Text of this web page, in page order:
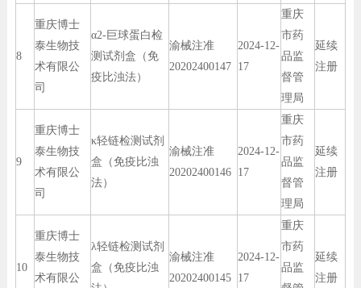
8
重庆博士
泰生物技
术有限公
司
α2-巨球蛋白检
测试剂盒（免
疫比浊法）
渝械注准
20202400147
2024-12-
17
重庆
市药
品监
督管
理局
延续
注册
9
重庆博士
泰生物技
术有限公
司
κ轻链检测试剂
盒（免疫比浊
法）
渝械注准
20202400146
2024-12-
17
重庆
市药
品监
督管
理局
延续
注册
10
重庆博士
泰生物技
术有限公
λ轻链检测试剂
盒（免疫比浊
渝械注准
20202400145
2024-12-
17
重庆
市药
品监
延续
注册